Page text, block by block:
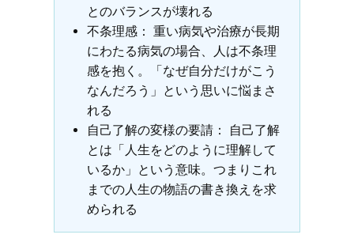
とのバランスが壊れる
不条理感： 重い病気や治療が長期
にわたる病気の場合、人は不条理
感を抱く。「なぜ自分だけがこう
なんだろう」という思いに悩まさ
れる
自己了解の変様の要請： 自己了解
とは「人生をどのように理解して
いるか」という意味。つまりこれ
までの人生の物語の書き換えを求
められる